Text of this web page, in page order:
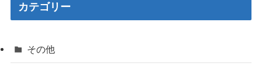
カテゴリー
その他